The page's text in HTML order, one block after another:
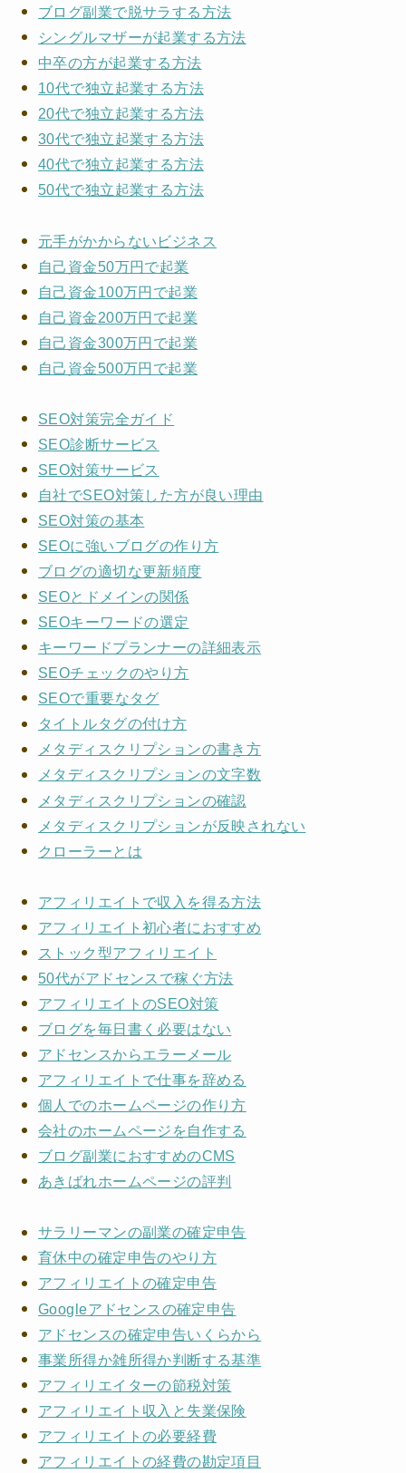
ブログ副業で脱サラする方法
シングルマザーが起業する方法
中卒の方が起業する方法
10代で独立起業する方法
20代で独立起業する方法
30代で独立起業する方法
40代で独立起業する方法
50代で独立起業する方法
元手がかからないビジネス
自己資金50万円で起業
自己資金100万円で起業
自己資金200万円で起業
自己資金300万円で起業
自己資金500万円で起業
SEO対策完全ガイド
SEO診断サービス
SEO対策サービス
自社でSEO対策した方が良い理由
SEO対策の基本
SEOに強いブログの作り方
ブログの適切な更新頻度
SEOとドメインの関係
SEOキーワードの選定
キーワードプランナーの詳細表示
SEOチェックのやり方
SEOで重要なタグ
タイトルタグの付け方
メタディスクリプションの書き方
メタディスクリプションの文字数
メタディスクリプションの確認
メタディスクリプションが反映されない
クローラーとは
アフィリエイトで収入を得る方法
アフィリエイト初心者におすすめ
ストック型アフィリエイト
50代がアドセンスで稼ぐ方法
アフィリエイトのSEO対策
ブログを毎日書く必要はない
アドセンスからエラーメール
アフィリエイトで仕事を辞める
個人でのホームページの作り方
会社のホームページを自作する
ブログ副業におすすめのCMS
あきばれホームページの評判
サラリーマンの副業の確定申告
育休中の確定申告のやり方
アフィリエイトの確定申告
Googleアドセンスの確定申告
アドセンスの確定申告いくらから
事業所得か雑所得か判断する基準
アフィリエイターの節税対策
アフィリエイト収入と失業保険
アフィリエイトの必要経費
アフィリエイトの経費の勘定項目